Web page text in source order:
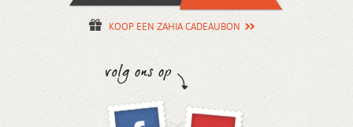
KOOP EEN ZAHIA CADEAUBON